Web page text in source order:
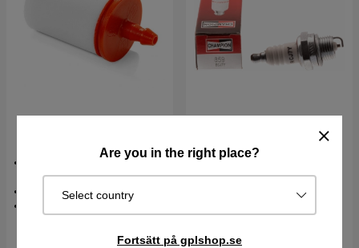
Are you in the right place?
Select country
Fortsätt på gplshop.se
Bränslefilter till motorsåg &
röjsåg
Passar 5mm bränsleslang